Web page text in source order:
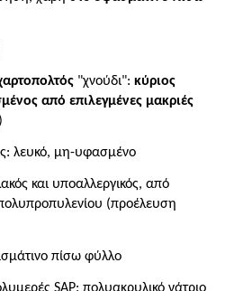
"χνούδι": κύριος
από επιλεγμένες μακριές
λευκό, μη-υφασμένο
και υποαλλεργικός, από
(προέλευση
πίσω φύλλο